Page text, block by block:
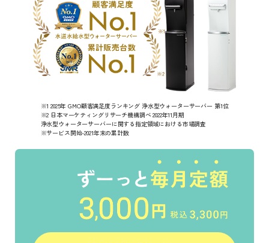
※1 2025年 GMO顧客満足度ランキング 浄水型ウォーターサーバー 第1位
※2 日本マーケティングリサーチ機構調べ 2022年11月期
浄水型ウォーターサーバーに関する指定領域における市場調査
※サービス開始-2021年末の累計数